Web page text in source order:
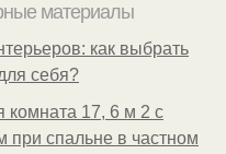
материалы
как выбрать
себя?
комната 17, 6 м 2 с
при спальне в частном